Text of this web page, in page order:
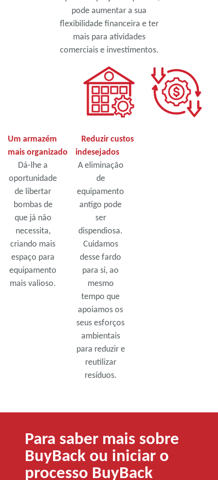
pode aumentar a sua
flexibilidade financeira e ter
mais para atividades
comerciais e investimentos.
Um armazém
mais organizado
Dá-lhe a
oportunidade
de libertar
bombas de
que já não
necessita,
criando mais
espaço para
equipamento
mais valioso.
Reduzir custos
indesejados
A eliminação
de
equipamento
antigo pode
ser
dispendiosa.
Cuidamos
desse fardo
para si, ao
mesmo
tempo que
apoiamos os
seus esforços
ambientais
para reduzir e
reutilizar
resíduos.
Para saber mais sobre
BuyBack ou iniciar o
processo BuyBack